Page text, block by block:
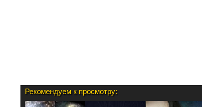
Рекомендуем к просмотру: